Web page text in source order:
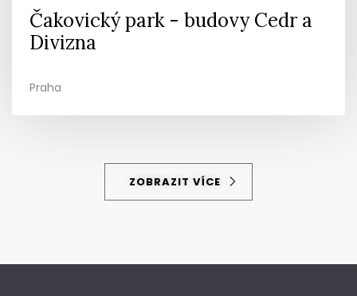
Čakovický park - budovy Cedr a
Divizna
Praha
ZOBRAZIT VÍCE